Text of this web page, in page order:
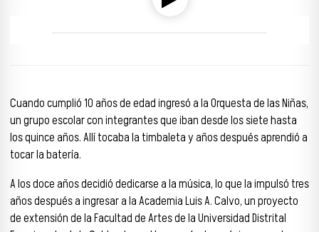
Cuando cumplió 10 años de edad ingresó a la Orquesta de las Niñas,
un grupo escolar con integrantes que iban desde los siete hasta
los quince años. Allí tocaba la timbaleta y años después aprendió a
tocar la batería.
A los doce años decidió dedicarse a la música, lo que la impulsó tres
años después a ingresar a la Academia Luis A. Calvo, un proyecto
de extensión de la Facultad de Artes de la Universidad Distrital